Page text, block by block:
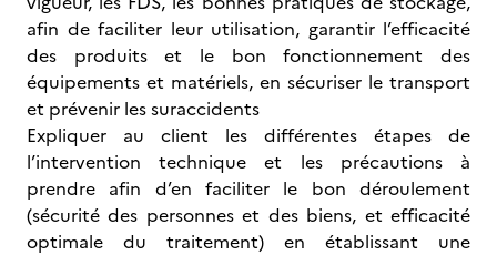
afin de faciliter leur utilisation, garantir l’efficacité
des produits et le bon fonctionnement des
équipements et matériels, en sécuriser le transport
et prévenir les suraccidents
Expliquer au client les différentes étapes de
l’intervention technique et les précautions à
prendre afin d’en faciliter le bon déroulement
(sécurité des personnes et des biens, et efficacité
optimale du traitement) en établissant une